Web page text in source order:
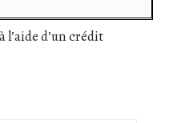
d’un crédit